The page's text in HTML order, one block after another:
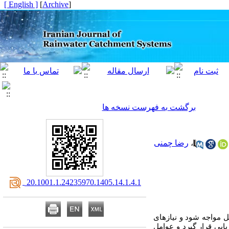
[
Archive
]
[ English ]
برگشت به فهرست نسخه ها
، رضا چمنی
مواجه شود و نیازهای
قرار گیرد و عوامل
‎ 20.1001.1.24235970.1405.14.1.4.1